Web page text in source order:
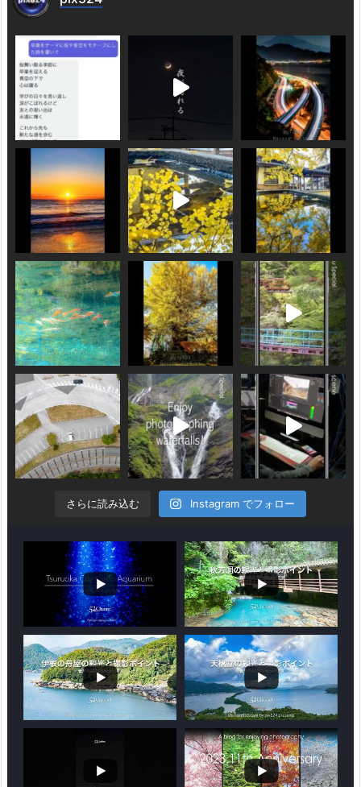
さらに読み込む Instagram でフォロー